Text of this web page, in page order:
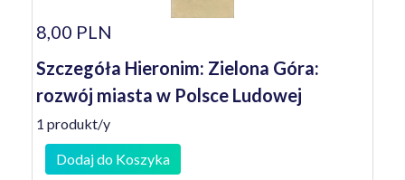
8,00 PLN
Szczegóła Hieronim: Zielona Góra:
rozwój miasta w Polsce Ludowej
1 produkt/y
Dodaj do Koszyka